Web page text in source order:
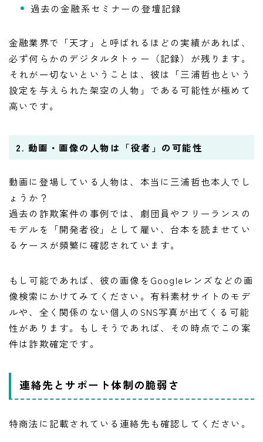
過去の金融系セミナーの登壇記録
金融業界で「天才」と呼ばれるほどの実績があれば、
必ず何らかのデジタルタトゥー（記録）が残ります。
それが一切ないということは、彼は「三浦哲也という
設定を与えられた架空の人物」である可能性が極めて
高いです。
2. 動画・画像の人物は「役者」の可能性
動画に登場している人物は、本当に三浦哲也本人でし
ょうか？
過去の詐欺案件の事例では、劇団員やフリーランスの
モデルを「開発者役」として雇い、台本を読ませてい
るケースが頻繁に確認されています。
もし可能であれば、彼の画像をGoogleレンズなどの画
像検索にかけてみてください。有料素材サイトのモデ
ルや、全く関係のない個人のSNS写真が出てくる可能
性があります。もしそうであれば、その時点でこの案
件は詐欺確定です。
連絡先とサポート体制の脆弱さ
特商法に記載されている連絡先も確認してください。